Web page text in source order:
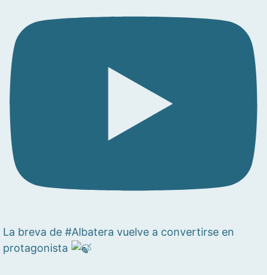
La breva de #Albatera vuelve a convertirse en
protagonista